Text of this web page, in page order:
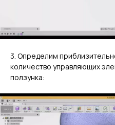
3. Определим
количество управляющих
ползунка: